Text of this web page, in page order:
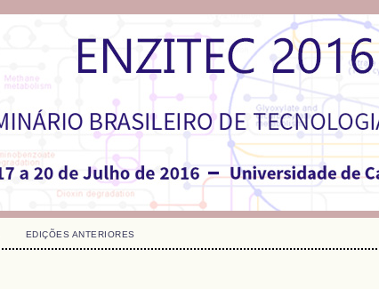
EDIÇÕES ANTERIORES